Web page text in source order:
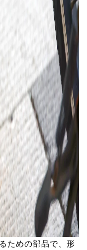
ための部品で、形